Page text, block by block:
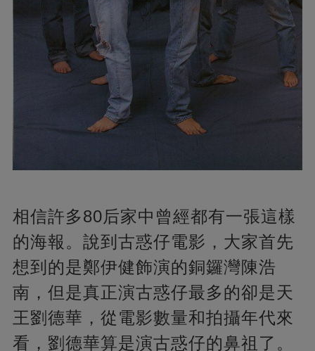
相信許多80后家中曾經都有一張這樣
的海報。說到古惑仔電影，大家首先
想到的是鄭伊健飾演的銅鑼灣陳浩
南，但是真正演古惑仔最多的卻是天
王劉德華，從電影數量和拍攝年代來
看，劉德華算是演古惑仔的鼻祖了。